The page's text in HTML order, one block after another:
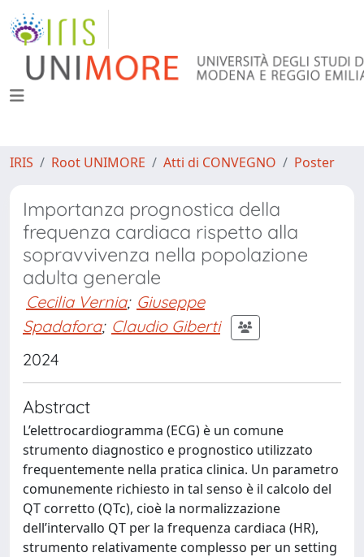
IRIS Root UNIMORE Atti di CONVEGNO Poster
Importanza prognostica della
frequenza cardiaca rispetto alla
sopravvivenza nella popolazione
adulta generale
Cecilia Vernia; Giuseppe
Spadafora; Claudio Giberti
2024
Abstract
L’elettrocardiogramma (ECG) è un comune
strumento diagnostico e prognostico utilizzato
frequentemente nella pratica clinica. Un parametro
comunemente richiesto in tal senso è il calcolo del
QT corretto (QTc), cioè la normalizzazione
dell’intervallo QT per la frequenza cardiaca (HR),
strumento relativamente complesso per un setting